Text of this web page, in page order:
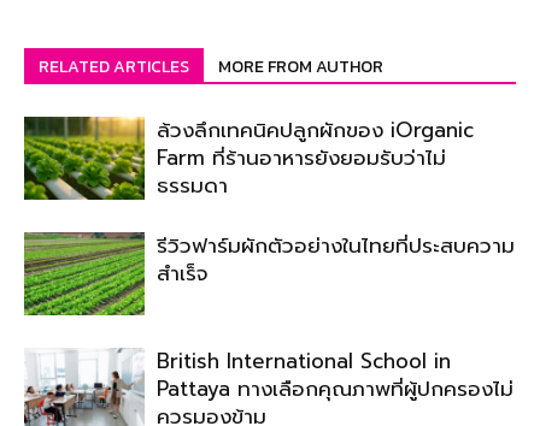
RELATED ARTICLES MORE FROM AUTHOR
ล้วงลึกเทคนิคปลูกผักของ iOrganic
Farm ที่ร้านอาหารยังยอมรับว่าไม่
ธรรมดา
รีวิวฟาร์มผักตัวอย่างในไทยที่ประสบความ
สำเร็จ
British International School in
Pattaya ทางเลือกคุณภาพที่ผู้ปกครองไม่
ควรมองข้าม